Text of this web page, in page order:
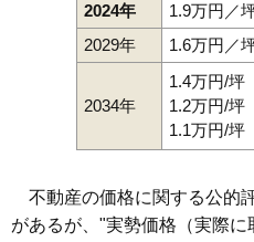
2024年
1.9万円／
2029年
1.6万円／
2034年
1.4万円/坪
1.2万円/坪
1.1万円/坪
不動産の価格に関する公的
があるが、"実勢価格（実際